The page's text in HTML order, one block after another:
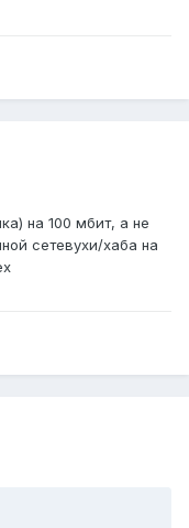
на 100 мбит, а не
сетевухи/хаба на